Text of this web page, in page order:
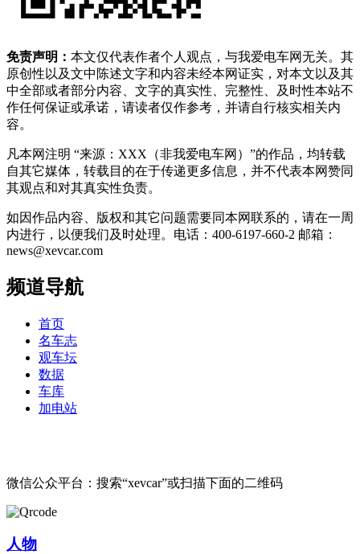
免责声明： 本文仅代表作者个人观点，与我爱电车网无关。其
原创性以及文中陈述文字和内容未经本网证实，对本文以及其
中全部或者部分内容、文字的真实性、完整性、及时性本站不
作任何保证或承诺，请读者仅作参考，并请自行核实相关内
容。
凡本网注明 “来源：XXX（非我爱电车网）”的作品，均转载
自其它媒体，转载目的在于传递更多信息，并不代表本网赞同
其观点和对其真实性负责。
如因作品内容、版权和其它问题需要同本网联系的，请在一周
内进行，以便我们及时处理。电话：400-6197-660-2 邮箱：
news@xevcar.com
频道导航
首页
名车志
观车坛
数据
车库
加电站
微信公众平台：搜索“xevcar”或扫描下面的二维码
人物